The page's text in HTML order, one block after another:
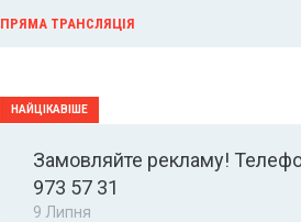
ПРЯМА ТРАНСЛЯЦІЯ
Замовляйте рекламу!
973 57 31
9 Липня